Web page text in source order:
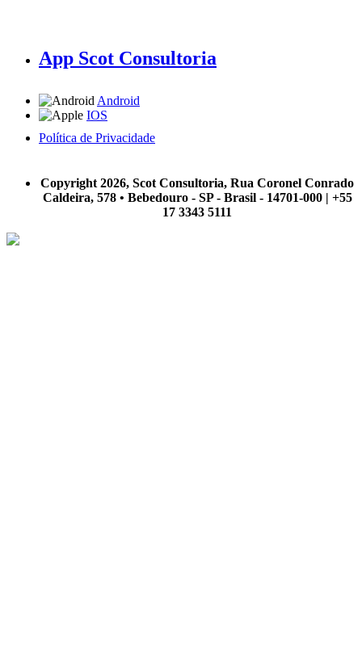
App Scot Consultoria
Android
IOS
Política de Privacidade
Copyright 2026, Scot Consultoria, Rua Coronel Conrado
Caldeira, 578 • Bebedouro - SP - Brasil - 14701-000 | +55
17 3343 5111